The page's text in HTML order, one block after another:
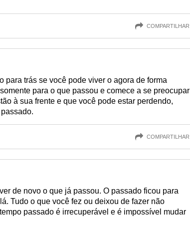
COMPARTILHAR
para trás se você pode viver o agora de forma
para o que passou e comece a se preocupar
à sua frente e que você pode estar perdendo,
COMPARTILHAR
de novo o que já passou. O passado ficou para
Tudo o que você fez ou deixou de fazer não
passado é irrecuperável e é impossível mudar